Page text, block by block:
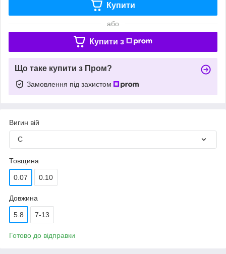
Купити
або
Купити з
Що таке купити з Пром?
Замовлення під захистом
Вигин вій
C
Товщина
0.07 0.10
Довжина
5.8 7-13
Готово до відправки